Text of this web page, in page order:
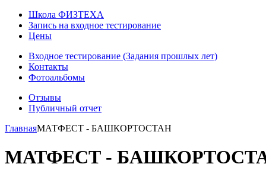
Школа ФИЗТЕХА
Запись на входное тестирование
Цены
Входное тестирование (Задания прошлых лет)
Контакты
Фотоальбомы
Отзывы
Публичный отчет
ГлавнаяМАТФЕСТ - БАШКОРТОСТАН
МАТФЕСТ -